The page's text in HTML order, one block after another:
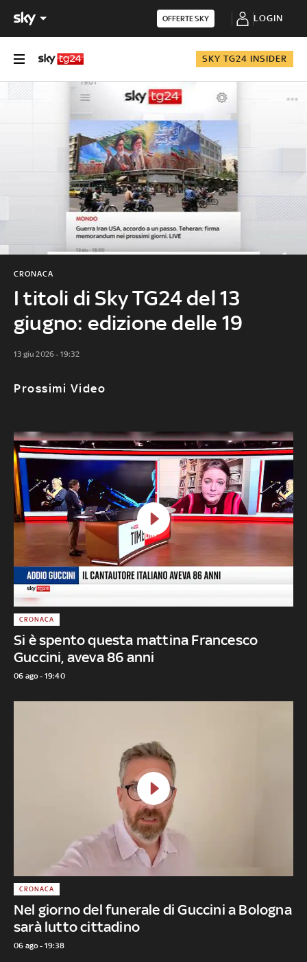
OFFERTE SKY LOGIN
SKY TG24 INSIDER
I titoli di Sky TG24 del 13
giugno: edizione delle 19
CRONACA
13 giu 2026 - 19:32
Prossimi Video
Si è spento questa mattina Francesco
Guccini, aveva 86 anni
CRONACA
06 ago - 19:40
Nel giorno del funerale di Guccini a Bologna
sarà lutto cittadino
CRONACA
06 ago - 19:38